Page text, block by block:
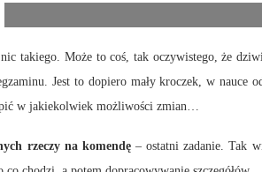
Może to coś, tak oczywistego, że dziwicie
Jest to dopiero mały kroczek, w
w jakiekolwiek możliwości zmian…
rzeczy na komendę– ostatni zadanie. Tak